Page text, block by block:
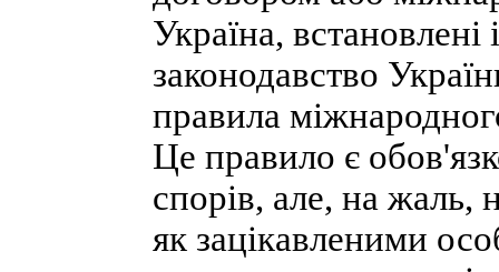
Україна,
законодавство
правила
Це правило є
спорів, але, на жаль,
як зацікавленими